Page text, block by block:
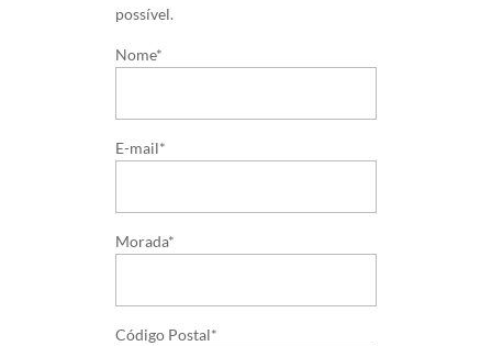
possível.
Nome*
E-mail*
Morada*
Código Postal*